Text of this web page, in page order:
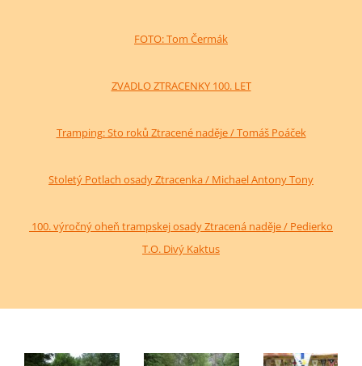
FOTO: Tom Čermák
ZVADLO ZTRACENKY 100. LET
Tramping: Sto roků Ztracené naděje / Tomáš Poáček
Stoletý Potlach osady Ztracenka / Michael Antony Tony
100. výročný oheň trampskej osady Ztracená naděje / Pedierko
T.O. Divý Kaktus